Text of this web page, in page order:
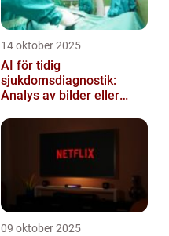
14 oktober 2025
AI för tidig
sjukdomsdiagnostik:
Analys av bilder eller
09 oktober 2025